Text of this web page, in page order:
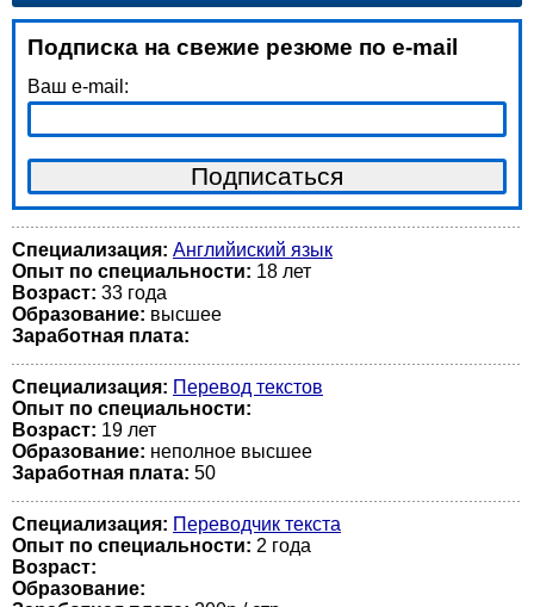
Подписка на свежие резюме по e-mail
Ваш e-mail:
Специализация: Английиский язык
Опыт по специальности: 18 лет
Возраст: 33 годa
Образование: высшее
Заработная плата:
Специализация: Перевод текстов
Опыт по специальности:
Возраст: 19 лет
Образование: неполное высшее
Заработная плата: 50
Специализация: Переводчик текста
Опыт по специальности: 2 года
Возраст:
Образование: